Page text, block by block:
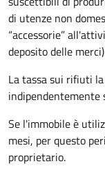
di utenze non
“accessorie”
deposito delle
La tassa sui rifiuti
Se l'immobile è
mesi, per questo
proprietario.